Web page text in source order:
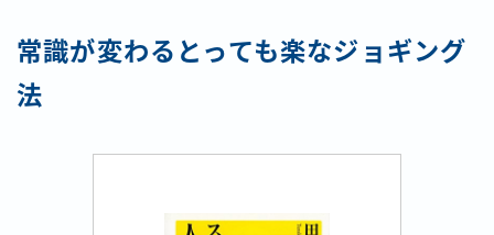
常識が変わるとっても楽なジョギング
法